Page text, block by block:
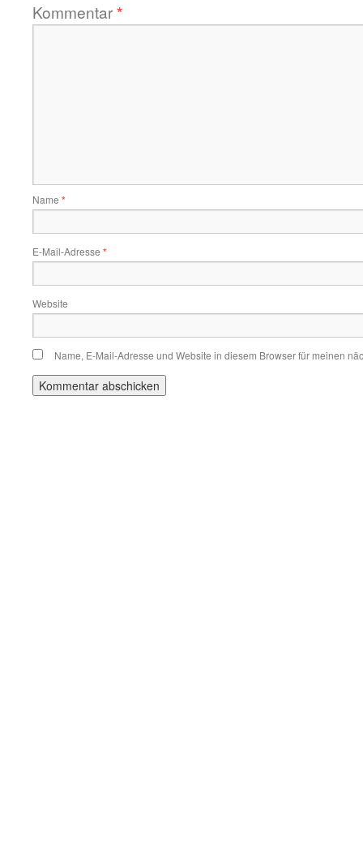
Kommentar*
Name *
E-Mail-Adresse *
Website
Name, E-Mail-Adresse und Website in diesem Browser für meinen